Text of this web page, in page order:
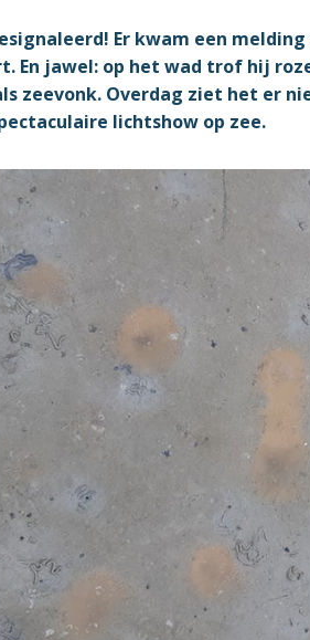
Er kwam een
En jawel: op het wad trof hij
zeevonk. Overdag ziet het er
lichtshow op zee.